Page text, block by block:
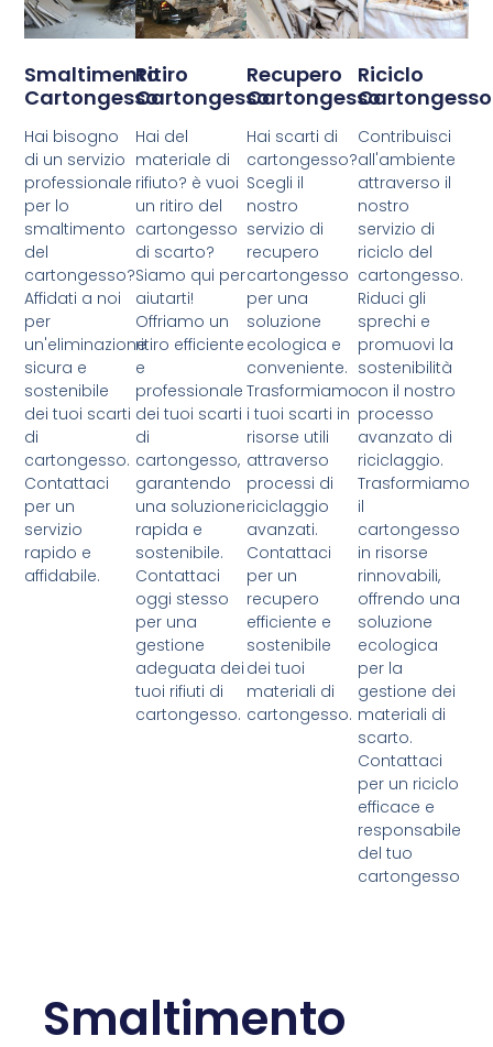
Smaltimento
Cartongesso
Hai bisogno
di un servizio
professionale
per lo
smaltimento
del
cartongesso?
Affidati a noi
per
un'eliminazione
sicura e
sostenibile
dei tuoi scarti
di
cartongesso.
Contattaci
per un
servizio
rapido e
affidabile.
Ritiro
Cartongesso
Hai del
materiale di
rifiuto? è vuoi
un ritiro del
cartongesso
di scarto?
Siamo qui per
aiutarti!
Offriamo un
ritiro efficiente
e
professionale
dei tuoi scarti
di
cartongesso,
garantendo
una soluzione
rapida e
sostenibile.
Contattaci
oggi stesso
per una
gestione
adeguata dei
tuoi rifiuti di
cartongesso.
Recupero
Cartongesso
Hai scarti di
cartongesso?
Scegli il
nostro
servizio di
recupero
cartongesso
per una
soluzione
ecologica e
conveniente.
Trasformiamo
i tuoi scarti in
risorse utili
attraverso
processi di
riciclaggio
avanzati.
Contattaci
per un
recupero
efficiente e
sostenibile
dei tuoi
materiali di
cartongesso.
Riciclo
Cartongesso
Contribuisci
all'ambiente
attraverso il
nostro
servizio di
riciclo del
cartongesso.
Riduci gli
sprechi e
promuovi la
sostenibilità
con il nostro
processo
avanzato di
riciclaggio.
Trasformiamo
il
cartongesso
in risorse
rinnovabili,
offrendo una
soluzione
ecologica
per la
gestione dei
materiali di
scarto.
Contattaci
per un riciclo
efficace e
responsabile
del tuo
cartongesso
Smaltimento